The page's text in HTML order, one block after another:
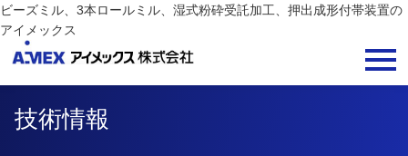
ビーズミル、3本ロールミル、湿式粉砕受託加工、押出成形付帯装置の
アイメックス
技術情報